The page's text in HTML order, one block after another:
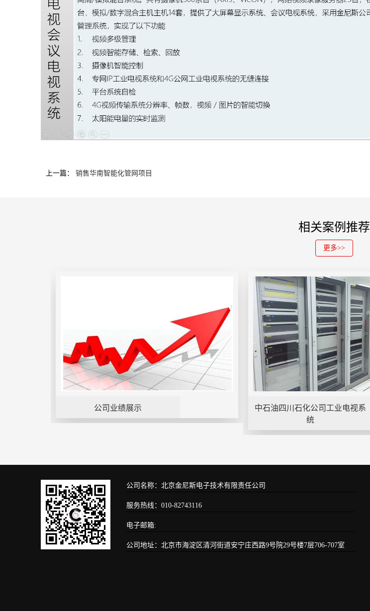
上一篇： 销售华南智能化管网项目
相关案例推荐
更多>>
公司业绩展示
中石油四川石化公司工业电视系
统
公司名称：北京金尼斯电子技术有限责任公司
服务热线：010-82743116
电子邮箱:
公司地址：北京市海淀区清河街道安宁庄西路9号院29号楼7层706-707室